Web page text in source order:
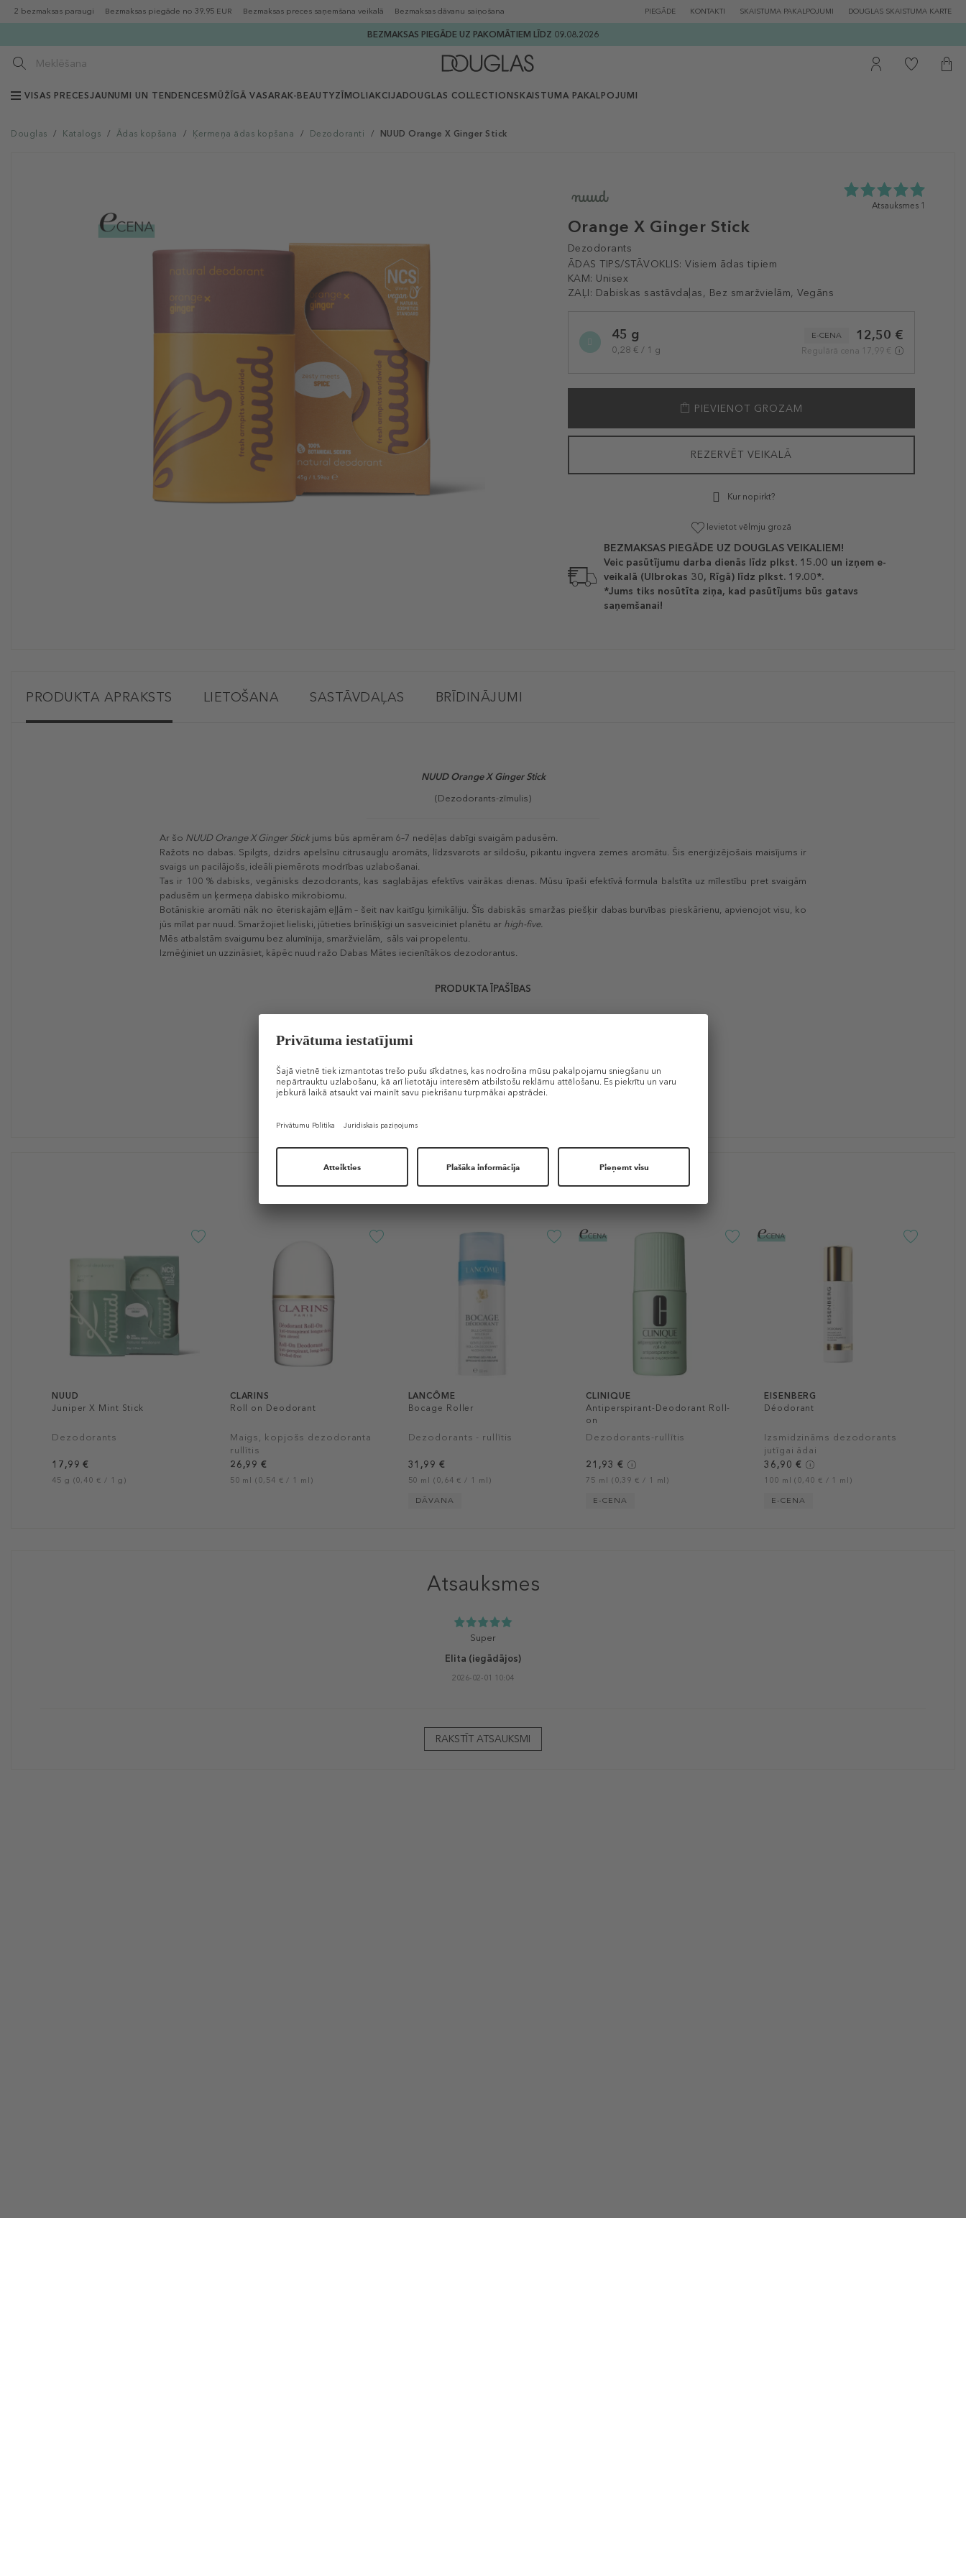
2 bezmaksas paraugi Bezmaksas piegāde no 39.95 EUR Bezmaksas preces saņemšana veikalā Bezmaksas dāvanu saiņošana PIEGĀDE KONTAKTI SKAISTUMA PAKALPOJUMI DOUGLAS SKAISTUMA KARTE
BEZMAKSAS PIEGĀDE UZ PAKOMĀTIEM LĪDZ 09.08.2026
VISAS PRECESJAUNUMI UN TENDENCES MŪŽĪGĀ VASARAK-BEAUTYZĪMOLIAKCIJADOUGLAS COLLECTION SKAISTUMA PAKALPOJUMI
Douglas / Katalogs / Ādas kopšana / Ķermeņa ādas kopšana / Dezodoranti / NUUD Orange X Ginger Stick
Orange X Ginger Stick
Dezodorants
ĀDAS TIPS/STĀVOKLIS: Visiem ādas tipiem
KAM: Unisex
ZAĻI: Dabiskas sastāvdaļas, Bez smaržvielām, Vegāns
5.0
Atsauksmes 1
variation45 g
0,28 € / 1 g
12,50 €
E-CENA
Regulārā cena 17,99 €
PIEVIENOT GROZAM
REZERVĒT VEIKALĀ
Kur nopirkt?
Ievietot vēlmju grozā
BEZMAKSAS PIEGĀDE UZ DOUGLAS VEIKALIEM!
Veic pasūtījumu darba dienās līdz plkst. 15.00 un izņem e-
veikalā (Ulbrokas 30, Rīgā) līdz plkst. 19.00*.
*Jums tiks nosūtīta ziņa, kad pasūtījums būs gatavs
saņemšanai!
PRODUKTA APRAKSTS LIETOŠANA SASTĀVDAĻAS BRĪDINĀJUMI
NUUD Orange X Ginger Stick
(Dezodorants-zīmulis)
Ar šo NUUD Orange X Ginger Stick jums būs apmēram 6–7 nedēļas dabīgi svaigām padusēm.
Ražots no dabas. Spilgts, dzidrs apelsīnu citrusaugļu aromāts, līdzsvarots ar sildošu, pikantu ingvera zemes aromātu. Šis enerģizējošais maisījums ir
svaigs un pacilājošs, ideāli piemērots modrības uzlabošanai.
Tas ir 100 % dabisks, vegānisks dezodorants, kas saglabājas efektīvs vairākas dienas. Mūsu īpaši efektīvā formula balstīta uz mīlestību pret svaigām
padusēm un ķermeņa dabisko mikrobiomu.
Botāniskie aromāti nāk no ēteriskajām eļļām – šeit nav kaitīgu ķimikāliju. Šīs dabiskās smaržas piešķir dabas burvības pieskārienu, apvienojot visu, ko
jūs mīlat par nuud. Smaržojiet lieliski, jūtieties brīnišķīgi un sasveiciniet planētu ar high-five.
Mēs atbalstām svaigumu bez alumīnija, smaržvielām, sāls vai propelentu.
Izmēģiniet un uzzināsiet, kāpēc nuud ražo Dabas Mātes iecienītākos dezodorantus.
PRODUKTA ĪPAŠĪBAS
Līdzīgi produkti
NUUD
Juniper X Mint Stick
Dezodorants
17,99 €
45 g (0,40 € / 1 g)
CLARINS
Roll on Deodorant
Maigs, kopjošs dezodoranta
rullītis
26,99 €
50 ml (0,54 € / 1 ml)
LANCÔME
Bocage Roller
Dezodorants - rullītis
31,99 €
50 ml (0,64 € / 1 ml)
DĀVANA
CLINIQUE
Antiperspirant-Deodorant Roll-
on
Dezodorants-rullītis
21,93 €
75 ml (0,39 € / 1 ml)
E-CENA
EISENBERG
Déodorant
Izsmidzināms dezodorants
jutīgai ādai
36,90 €
100 ml (0,40 € / 1 ml)
E-CENA
Atsauksmes
Super
Elita (iegādājos)
2026-02-01 10:04
RAKSTĪT ATSAUKSMI